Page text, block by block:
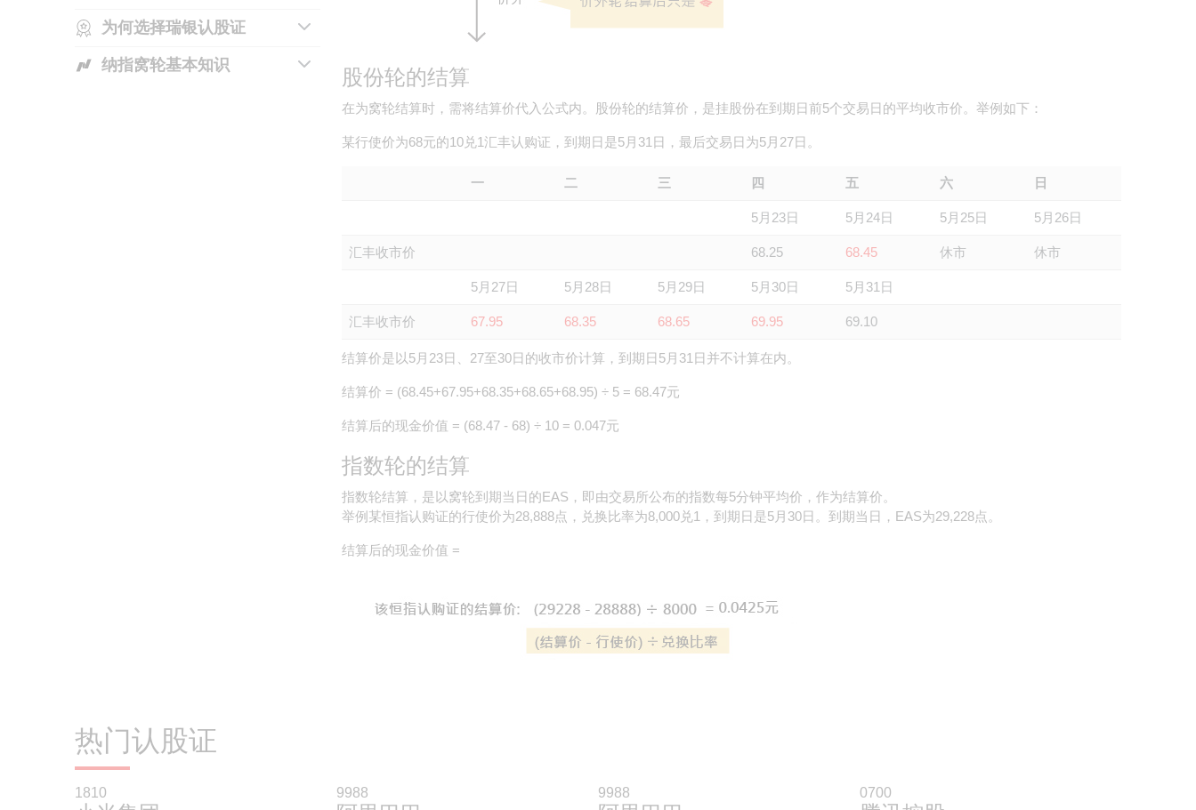
认股证买卖策略例子
什么是末日轮
牛皮市况下
为何选择瑞银认股证
发行商的角色
纳指窝轮基本知识 股份轮的结算
在为窝轮结算时，需将结算价代入公式内。股份轮的结算价，是挂股份在到期日前5个交易日的平均收市价。举例如下：
某行使价为68元的10兑1汇丰认购证，到期日是5月31日，最后交易日为5月27日。
一 二 三 四 五 六 日
5月23日 5月24日 5月25日 5月26日
汇丰收市价 68.25 68.45 休市 休市
5月27日 5月28日 5月29日 5月30日 5月31日
汇丰收市价 67.95 68.35 68.65 69.95 69.10
结算价是以5月23日、27至30日的收市价计算，到期日5月31日并不计算在内。
结算价 = (68.45+67.95+68.35+68.65+68.95) ÷ 5 = 68.47元
结算后的现金价值 = (68.47 - 68) ÷ 10 = 0.047元
指数轮的结算
指数轮结算，是以窝轮到期当日的EAS，即由交易所公布的指数每5分钟平均价，作为结算价。
举例某恒指认购证的行使价为28,888点，兑换比率为8,000兑1，到期日是5月30日。到期当日，EAS为29,228点。
结算后的现金价值 =
热门认股证
1810 9988 9988 0700